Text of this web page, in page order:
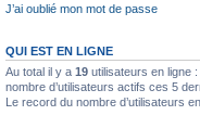
J’ai oublié mon mot de passe
QUI EST EN LIGNE
Au total il y a 19 utilisateurs en ligne
nombre d’utilisateurs actifs ces 5
Le record du nombre d’utilisateurs